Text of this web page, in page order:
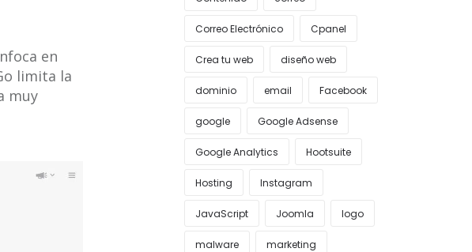
en
limita la
muy
Correo Electrónico Cpanel
Crea tu web diseño web
dominio email Facebook
google Google Adsense
Google Analytics Hootsuite
Hosting Instagram
JavaScript Joomla logo
malware marketing